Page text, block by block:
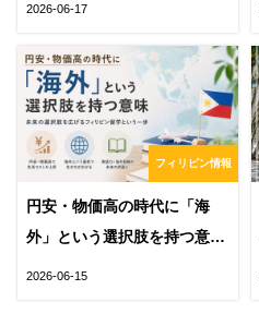
2026-06-17
フィリピン情報
円安・物価高の時代に「海
外」という選択肢を持つ意味
2026-06-15